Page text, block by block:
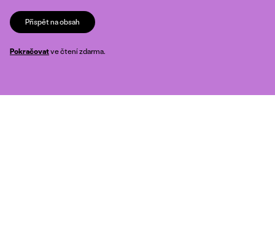
Přispět na obsah
Pokračovatve čtení zdarma.